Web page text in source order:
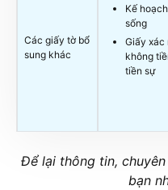
Các giấy tờ bổ
sung khác
Kế
sống
Giấy xác
không
tiền sự
Để lại thông tin,
bạn